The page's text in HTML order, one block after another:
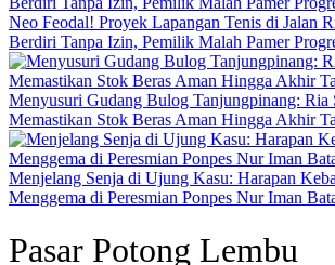
Neo Feodal! Proyek Lapangan Tenis di Jalan
Berdiri Tanpa Izin, Pemilik Malah Pamer
Menyusuri Gudang Bulog Tanjungpinang: Ria
Memastikan Stok Beras Aman Hingga Akhir
Menjelang Senja di Ujung Kasu: Harapan
Menggema di Peresmian Ponpes Nur Iman
Pasar Potong Lembu